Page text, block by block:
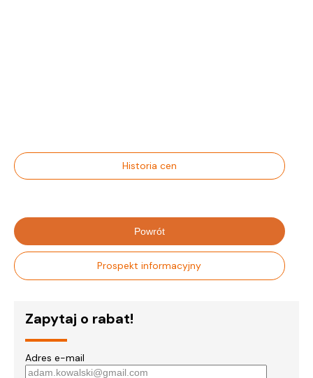
Historia cen
Powrót
Prospekt informacyjny
Zapytaj o rabat!
Adres e-mail